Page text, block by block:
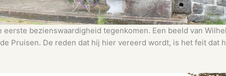
eerste bezienswaardigheid tegenkomen. Een beeld van
Pruisen. De reden dat hij hier vereerd wordt, is het feit dat